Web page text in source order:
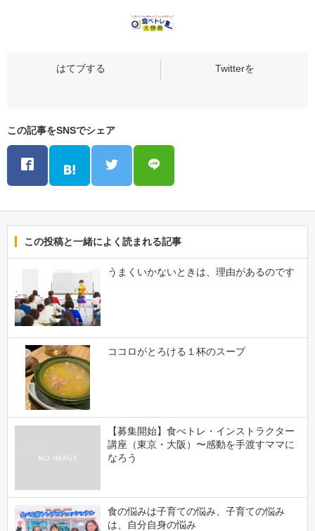
この記事をSNSでシェア
この投稿と一緒によく読まれる記事
うまくいかないときは、理由があるのです
ココロがとろける１杯のスープ
【募集開始】食べトレ・インストラクター
講座（東京・大阪）〜感動を手渡すママに
なろう
食の悩みは子育ての悩み、子育ての悩み
は、自分自身の悩み